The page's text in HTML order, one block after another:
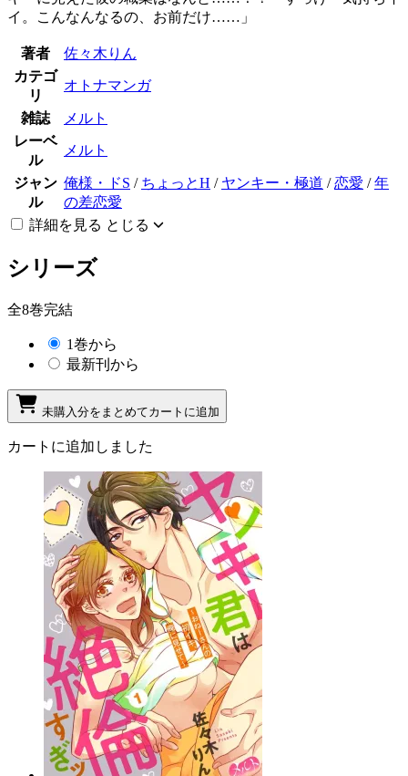
イ。こんなんなるの、お前だけ……」
著者
佐々木りん
カテゴ
リ
オトナマンガ
雑誌
メルト
レーベ
ル
メルト
ジャン
ル
俺様・ドS / ちょっとH / ヤンキー・極道 /恋愛 /年
の差恋愛
詳細を見る とじる
シリーズ
全8巻完結
1巻から
最新刊から
未購入分をまとめてカートに追加
カートに追加しました